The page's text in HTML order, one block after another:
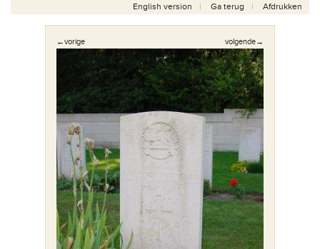
English version Ga terug Afdrukken
←vorige volgende→